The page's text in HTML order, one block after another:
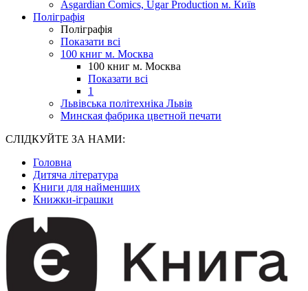
Asgardian Comics, Ugar Production м. Київ
Поліграфія
Поліграфія
Показати всі
100 книг м. Москва
100 книг м. Москва
Показати всі
1
Львівська політехніка Львів
Минская фабрика цветной печати
СЛІДКУЙТЕ ЗА НАМИ:
Головна
Дитяча література
Книги для найменших
Книжки-іграшки